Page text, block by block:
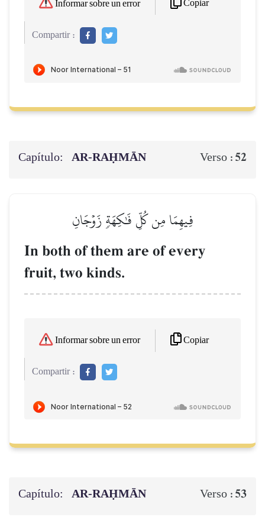
Informar sobre un error Copiar
Compartir :
Capítulo: AR-RAḤMĀN Verso : 52
فِيهِمَا مِن كُلِّ فَٰكِهَةٖ زَوۡجَانِ
In both of them are of every
fruit, two kinds.
Informar sobre un error Copiar
Compartir :
Capítulo: AR-RAḤMĀN Verso : 53